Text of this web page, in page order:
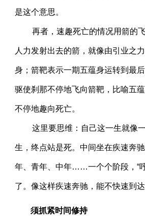
是这个意思。
再者，速趣死亡的情况用箭的
人力发射出去的箭，就像由引业之
身；箭靶表示一期五蕴身运转到最
驱使刹那不停地飞向箭靶，比喻五
不停地趣向死亡。
这里要思维：自己这一生就像
生，终点站是死。中间坐在疾速奔
年、青年、中年……一个个阶段，“呼
了。像这样疾速奔驰，能不快速到
须抓紧时间修持